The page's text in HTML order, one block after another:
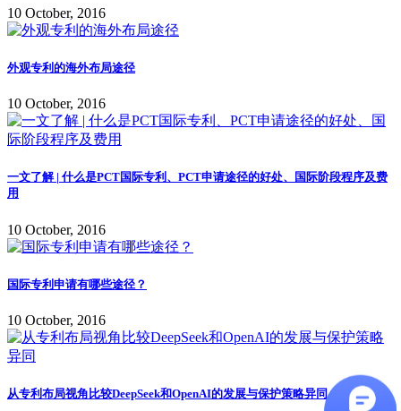
10 October, 2016
外观专利的海外布局途径
10 October, 2016
一文了解 | 什么是PCT国际专利、PCT申请途径的好处、国际阶段程序及费
用
10 October, 2016
国际专利申请有哪些途径？
10 October, 2016
从专利布局视角比较DeepSeek和OpenAI的发展与保护策略异同